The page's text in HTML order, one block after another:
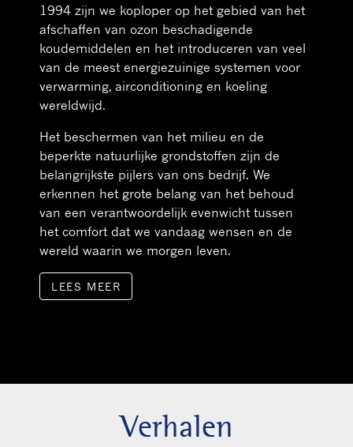
1994 zijn we koploper op het gebied van het
afschaffen van ozon beschadigende
koudemiddelen en het introduceren van veel
van de meest energiezuinige systemen voor
verwarming, airconditioning en koeling
wereldwijd.
Het beschermen van het milieu en de
beperkte natuurlijke grondstoffen zijn de
belangrijkste pijlers van ons bedrijf. We
erkennen het grote belang van het behoud
van een verantwoordelijk evenwicht tussen
het comfort dat we vandaag wensen en de
wereld waarin we morgen leven.
LEES MEER
Verhalen